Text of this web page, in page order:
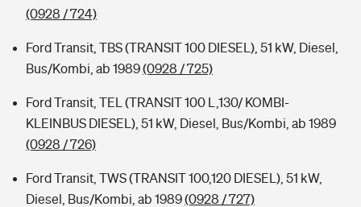
(0928 / 724)
Ford Transit, TBS (TRANSIT 100 DIESEL), 51 kW, Diesel,
Bus/Kombi, ab 1989(0928 / 725)
Ford Transit, TEL (TRANSIT 100 L,130/ KOMBI-
KLEINBUS DIESEL), 51 kW, Diesel, Bus/Kombi, ab 1989
(0928 / 726)
Ford Transit, TWS (TRANSIT 100,120 DIESEL), 51 kW,
Diesel, Bus/Kombi, ab 1989(0928 / 727)